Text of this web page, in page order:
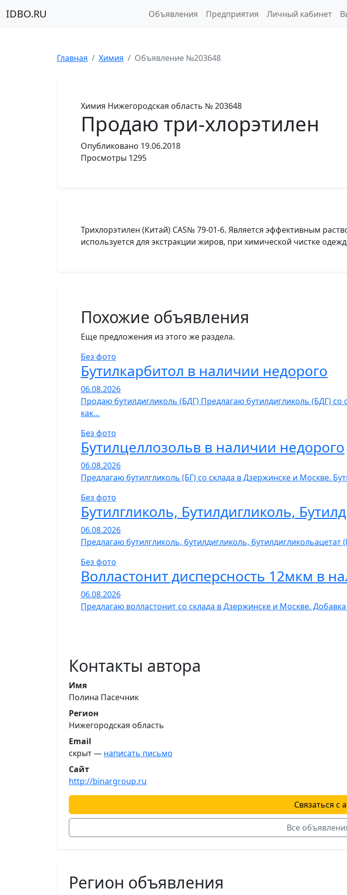
IDBO.RU Объявления Предприятия Личный кабинет
Главная Химия Объявление №203648
Химия Нижегородская область № 203648
Продаю три-хлорэтилен
Опубликовано 19.06.2018
Просмотры 1295
Трихлорэтилен (Китай) CAS№ 79-01-6. Является эффективным
используется для экстракции жиров, при химической чистке
Похожие объявления
Еще предложения из этого же раздела.
Без фото
Бутилкарбитол в наличии недорого
06.08.2026
Продаю бутилдигликоль (БДГ) Предлагаю бутилдигликоль (БДГ) со
как…
Без фото
Бутилцеллозольв в наличии недорого
06.08.2026
Предлагаю бутилгликоль (БГ) со склада в Дзержинске и Москве.
Без фото
Бутилгликоль, Бутилдигликоль,
06.08.2026
Предлагаю бутилгликоль, бутилдигликоль,
Без фото
Волластонит дисперсность 12мкм в
06.08.2026
Предлагаю волластонит со склада в Дзержинске и Москве.
Контакты автора
Имя
Полина Пасечник
Регион
Нижегородская область
Email
скрыт — написать письмо
Сайт
http://binargroup.ru
Связаться с
Все
Регион объявления